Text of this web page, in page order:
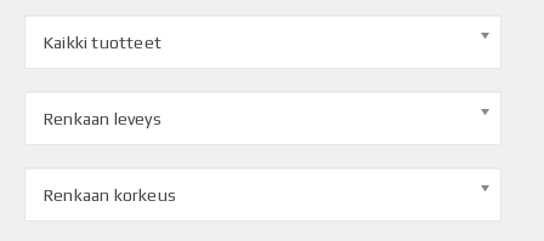
Kaikki tuotteet
Renkaan leveys
Renkaan korkeus